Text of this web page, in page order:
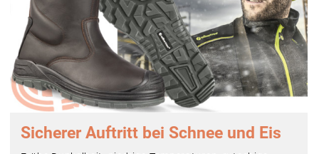
Sicherer Auftritt bei Schnee und Eis